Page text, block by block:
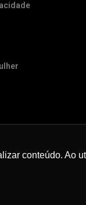
conteúdo. Ao